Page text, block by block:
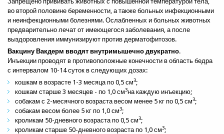
во второй половине беременности, а также больных инфекционными
и неинфекционными болезнями. Ослабленных и больных животных
предварительно лечат от имеющегося заболевания, а после
выздоровления иммунизируют против дерматофитозов.
Вакцину Вакдерм вводят внутримышечно двукратно.
Инъекции проводят в противоположные конечности в область бедра
с интервалом 10-14 суток в следующих дозах:
кошкам в возрасте 1-3 месяца по 0,5 см3;
кошкам старше 3 месяцев - по 1,0 см3на каждую инъекцию;
собакам с 2-месячного возраста весом менее 5 кг по 0,5 см3;
собакам весом более 5 кг по 1,0 см3;
кроликам 50-дневного возраста по 0,5 см3;
кроликам старше 50-дневного возраста по 1,0 см3;